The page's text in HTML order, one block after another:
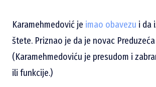
Karamehmedović je imao obavezu i da
štete. Priznao je da je novac
(Karamehmedoviću je presudom i
ili funkcije.)